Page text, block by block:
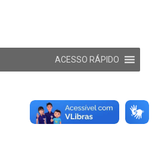
ACESSO RÁPIDO